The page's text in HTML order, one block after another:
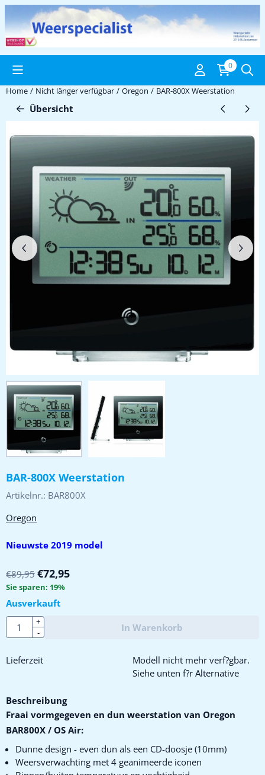
Cookie-Einstellungen verfügbar. Einstellungen wählen oder alle
0
Home / Nicht länger verfügbar / Oregon / BAR-800X Weerstation
Übersicht
BAR-800X Weerstation
Artikelnr.: BAR800X
Oregon
Nieuwste 2019 model
€89,95 €72,95
Sie sparen: 19%
Ausverkauft
Anzahl
+
-
In Warenkorb
Lieferzeit
Modell nicht mehr verf?gbar.
Siehe unten f?r Alternative
Beschreibung
Fraai vormgegeven en dun weerstation van Oregon
BAR800X / OS Air:
Dunne design - even dun als een CD-doosje (10mm)
Weersverwachting met 4 geanimeerde iconen